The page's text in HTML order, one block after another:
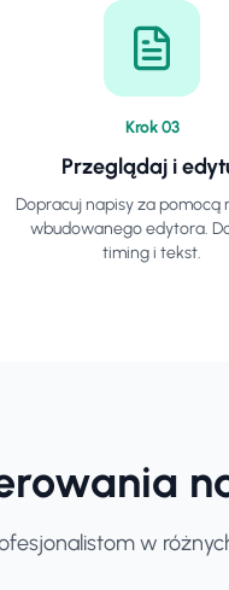
Krok03
Przeglądaj i
Dopracuj napisy za pomocą
wbudowanego edytora.
timing i tekst.
w